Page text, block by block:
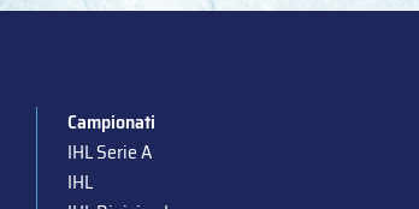
Campionati
IHL Serie A
IHL